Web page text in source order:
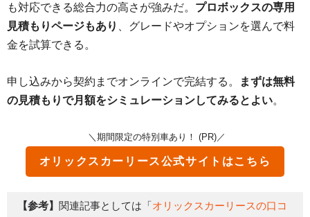
も対応できる総合力の高さが強みだ。 プロボックスの専用
見積もりページもあり
、グレードやオプションを選んで料
金を試算できる。
申し込みから契約までオンラインで完結する。
まずは無料
の見積もりで月額をシミュレーションしてみるとよい。
＼期間限定の特別車あり！ (PR)／
オリックスカーリース公式サイトはこちら
【参考】 関連記事としては「オリックスカーリースの口コ